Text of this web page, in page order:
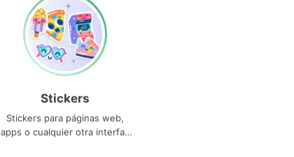
Stickers
Stickers para páginas web,
apps o cualquier otra interfaz